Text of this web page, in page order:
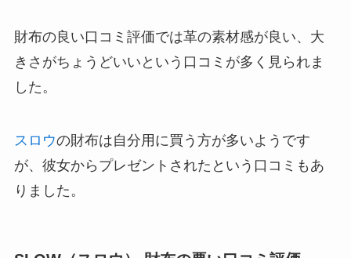
財布の良い口コミ評価では革の素材感が良い、大
きさがちょうどいいという口コミが多く見られま
した。
スロウの財布は自分用に買う方が多いようです
が、彼女からプレゼントされたという口コミもあ
りました。